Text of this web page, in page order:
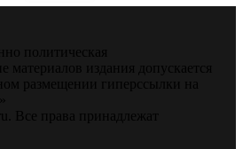
политическая
материалов издания допускается
размещении гиперссылки на
Все права принадлежат